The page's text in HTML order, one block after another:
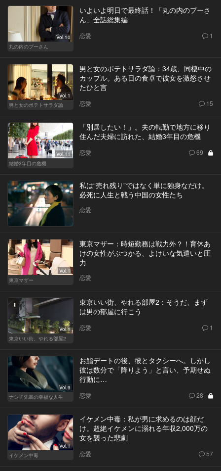
Vol.10
丸の内のプーさん
いよいよ明日で最終話！「丸の内のプーさ
ん」全話総集編
恋愛 1
Vol.1
男と女のポテトサラダ論
男と女のポテトサラダ論：34歳、同棲中の
カップル。ある日の食卓で彼女を激怒させ
たひと言
恋愛 15
Vol.11
結婚3年目の危機
「別居したい！」。夫の転勤で地方に移り
住んだ夫婦に訪れた、結婚3年目の危機
恋愛 69
私は“売れ残り”ではなく単に独身なだけ。
必死に人生と戦う中国の女性たち
恋愛
Vol.1
東京マザー
東京マザー：時短勤務は戦力外？！育休あ
けの女性がぶつかる、よけいな気遣いと圧
力
恋愛
Vol.1
東京いい街、やれる部屋2
東京いい街、やれる部屋2：そうだ、まず
は男の部屋に行こう
恋愛 1
Vol.9
ナシ子先輩の幸福な人生
お鮨デートの後、彼とタクシーへ。しかし
彼は数分で「降りよう」と言い、予期せぬ
行動に…
恋愛 28
Vol.1
イケメン中毒
イケメン中毒：私が男に求めるのは顔だ
け。超絶イケメンに溺れる年収2,000万の
女を襲った悲劇
恋愛 57